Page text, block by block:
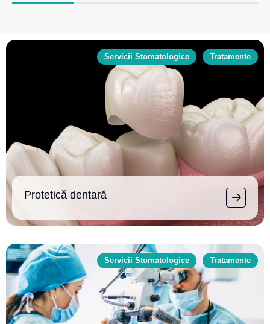
Servicii Stomatologice Tratamente
Protetică dentară
Servicii Stomatologice Tratamente